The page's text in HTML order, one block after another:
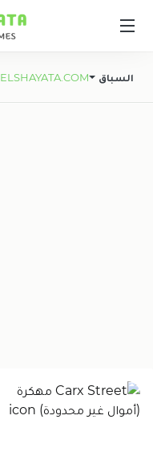
السباق ELSHAYATA.COM